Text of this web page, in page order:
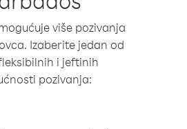
više pozivanja
Izaberite jedan od
i jeftinih
pozivanja: